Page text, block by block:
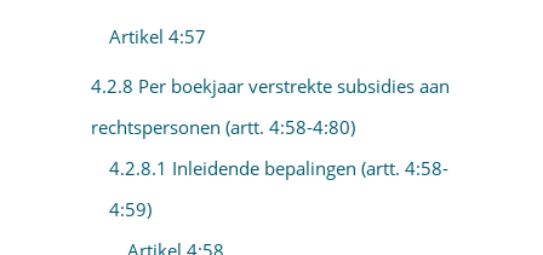
Artikel 4:57
4.2.8 Per boekjaar verstrekte subsidies aan
rechtspersonen (artt. 4:58-4:80)
4.2.8.1 Inleidende bepalingen (artt. 4:58-
4:59)